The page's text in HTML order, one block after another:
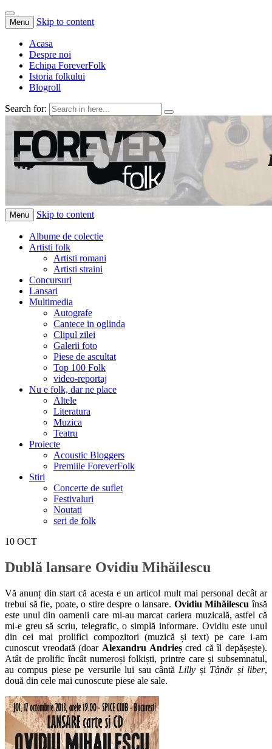
Menu Skip to content
Acasa
Despre noi
Echipa ForeverFolk
Istoria folkului
Blogroll
Search for:
ForeverFolk
Muzica sufletului tau
Menu Skip to content
Albume de colectie
Artisti folk
Artisti romani
Artisti straini
Concursuri
Lansari
Multimedia
Autografe
Cantece in oglinda
Clipul zilei
Galerii foto
Piese de ascultat
Top 100 Folk
video-reportaj
Nu e folk, dar ne place
Altele
Literatura
Muzica
Teatru
Proiecte
Acoustic Bloggers
Premiile ForeverFolk
Stiri
Concerte de suflet
Festivaluri
Noutati
seri de folk
10 OCT
Dublă lansare Ovidiu Mihăilescu
Vă anunț din start că acesta e un articol mult mai personal decât ar
trebui să fie, poate, o stire despre o lansare. Ovidiu Mihăilescu însă
este unul din oamenii care mi-au marcat cariera muzicală, astfel că
mi-e greu să scriu, telegrafic, o simplă informare. Ovidiu este unul
din cei mai prolifici compozitori (muzică și text) pe care i-am
cunoscut vreodată (doar Alexandru Andrieșcred că îl depășește).
Atât de prolific încât numeroși folkiști, printre care și subsemnatul,
au compus piese pe versurile lui sau cântă Lilly și Tânăr și liber,
două din cele mai cunoscute piese ale sale.